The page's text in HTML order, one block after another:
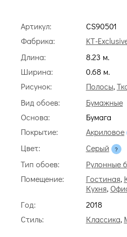
Артикул:
CS90501
Фабрика:
KT-
Длина:
8.23 м.
Ширина:
0.68 м.
Рисунок:
Полосы,
Вид обоев:
Бумажные
Основа:
Бумага
Покрытие:
Акриловое
Цвет:
Серый
Тип обоев:
Рулонные
Помещение:
Гостиная,
Кухня,
Год:
2018
Стиль:
Классика,